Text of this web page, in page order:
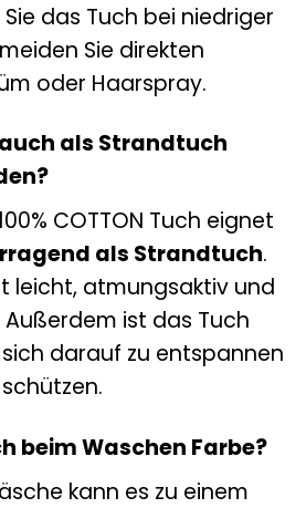
das Tuch bei niedriger
Sie direkten
oder Haarspray.
als Strandtuch
COTTON Tuch eignet
als Strandtuch.
leicht, atmungsaktiv und
ist das Tuch
darauf zu entspannen
beim Waschen Farbe?
kann es zu einem